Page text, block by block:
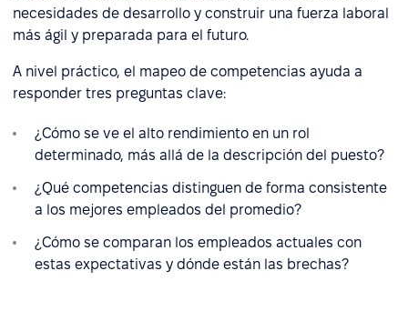
necesidades de desarrollo y construir una fuerza laboral
más ágil y preparada para el futuro.
A nivel práctico, el mapeo de competencias ayuda a
responder tres preguntas clave:
¿Cómo se ve el alto rendimiento en un rol
determinado, más allá de la descripción del puesto?
¿Qué competencias distinguen de forma consistente
a los mejores empleados del promedio?
¿Cómo se comparan los empleados actuales con
estas expectativas y dónde están las brechas?